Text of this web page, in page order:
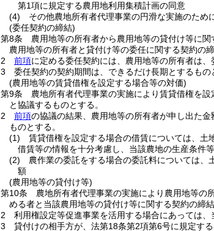
第1項に規定する農用地利用集積計画の同意
(4)
その他農地所有者代理事業の円滑な実施のため
(委任契約の締結)
第8条
農用地等の所有者から農用地等の貸付け等に
農用地等の所有者と貸付け等の委任に関する契約の
2
前項に定める委任契約には、農用地等の所有者は
3
委任契約の契約期間は、できるだけ長期とするもの
(農用地等の賃貸借権を設定する場合等の対価)
第9条
農地所有者代理事業の実施により賃貸借権を
と協議するものとする。
2
前項の協議の結果、農用地等の所有者が申し出た金
ものとする。
(1)
賃貸借権を設定する場合の借賃については、
借賃等の情報を十分考慮し、当該農地の生産条件
(2)
農作業の委託をする場合の委託料については
額
(農用地等の貸付け等)
第10条
農地所有者代理事業の実施により農用地等の
める者と当該農用地等の貸付け等に関する契約の締
2
利用権設定等促進事業を活用する場合にあっては
3
貸付けの相手方が、法第18条第2項第6号に規定す